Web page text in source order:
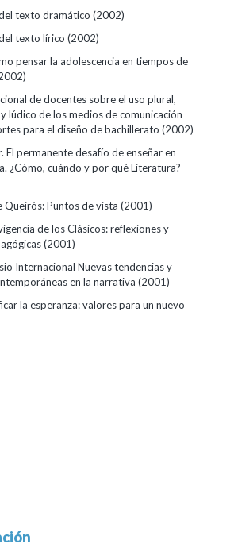
texto dramático (2002)
texto lírico (2002)
pensar la adolescencia en tiempos de
de docentes sobre el uso plural,
lúdico de los medios de comunicación
para el diseño de bachillerato (2002)
El permanente desafío de enseñar en
¿Cómo, cuándo y por qué Literatura?
Queirós: Puntos de vista (2001)
de los Clásicos: reflexiones y
(2001)
Internacional Nuevas tendencias y
en la narrativa (2001)
la esperanza: valores para un nuevo